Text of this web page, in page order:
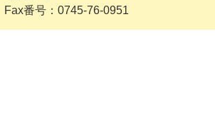
Fax番号：0745-76-0951